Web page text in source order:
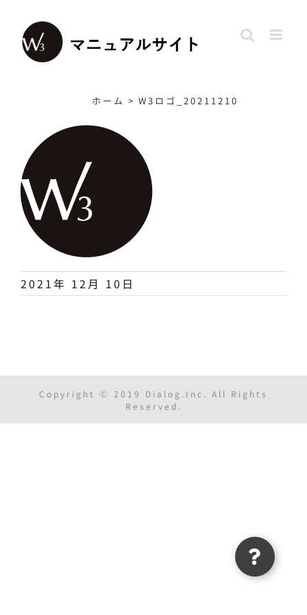
content
ホーム > W3ロゴ_20211210
2021年 12月 10日
Copyright Ⓒ 2019 Dialog.Inc. All Rights
Reserved.